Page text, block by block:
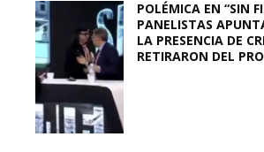
POLÉMICA EN “SIN
PANELISTAS
LA PRESENCIA DE
RETIRARON DEL